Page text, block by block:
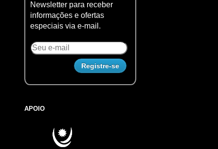
Newsletter para receber
informações e ofertas
especiais via e-mail.
APOIO